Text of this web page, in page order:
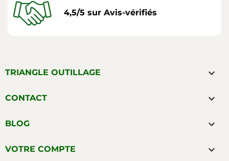
4,5/5 sur Avis-vérifiés
TRIANGLE OUTILLAGE 
CONTACT 
BLOG 
VOTRE COMPTE 